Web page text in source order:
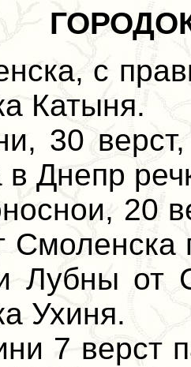
с
Катыня.
30
в Днепр
20
Смоленска
Лубны от
Ухиня.
7 верст